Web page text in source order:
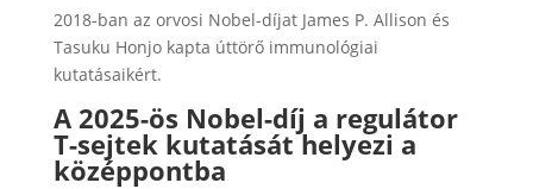
2018-ban az orvosi Nobel-díjat James P. Allison és
Tasuku Honjo kapta úttörő immunológiai
kutatásaikért.
A 2025-ös Nobel-díj a regulátor
T-sejtek kutatását helyezi a
középpontba